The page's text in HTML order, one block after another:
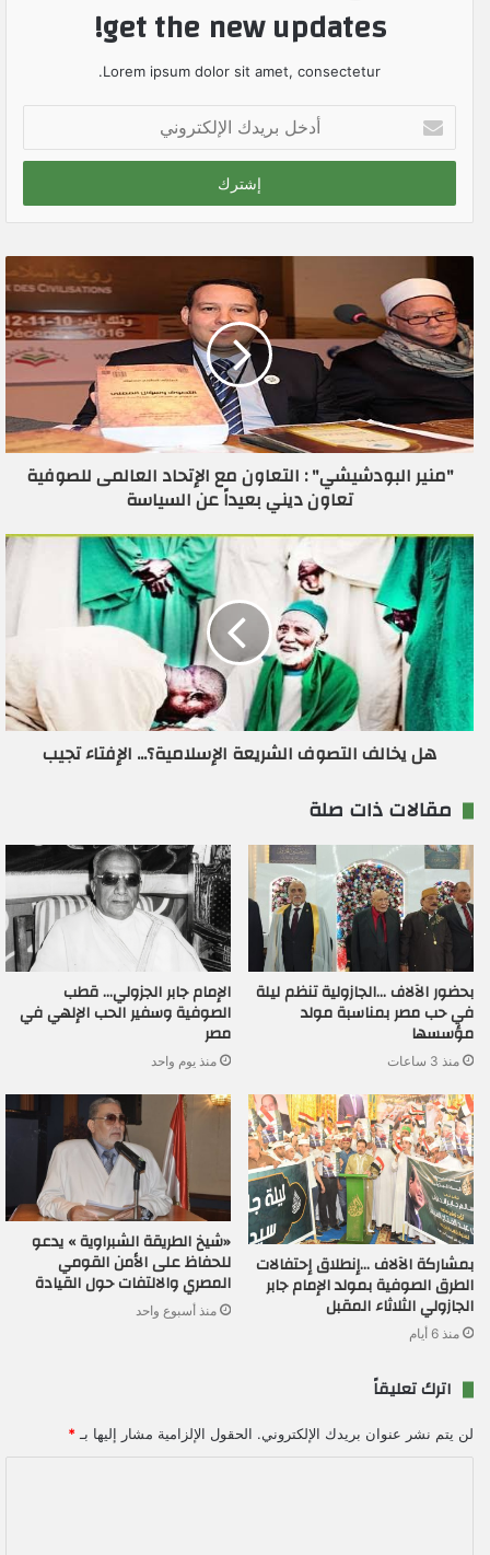
get the new updates!
Lorem ipsum dolor sit amet, consectetur.
خ
ب
ي
ك
ا
ل
إ
ك
ت
"منير البودشيشي" : التعاون مع الإتحاد العالمى للصوفية
تعاون ديني بعيداً عن السياسة
هل يخالف التصوف الشريعة الإسلامية؟... الإفتاء تجيب
مقالات ذات صلة
بحضور الآلاف …الجازولية تنظم ليلة
في حب مصر بمناسبة مولد
مؤسسها
منذ 3 ساعات
الإمام جابر الجزولي… قطب
الصوفية وسفير الحب الإلهي في
مصر
منذ يوم واحد
بمشاركة الآلاف …إنطلاق إحتفالات
الطرق الصوفية بمولد الإمام جابر
الجازولي الثلاثاء المقبل
منذ 6 أيام
«شيخ الطريقة الشبراوية » يدعو
للحفاظ على الأمن القومي
المصري والالتفات حول القيادة
منذ أسبوع واحد
اترك تعليقاً
لن يتم نشر عنوان بريدك الإلكتروني. الحقول الإلزامية مشار إليها بـ *